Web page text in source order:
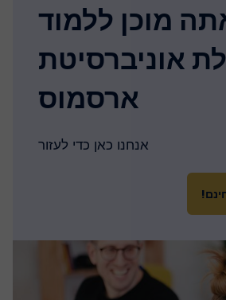
מוכן ללמוד
אוניברסיטת
ארסמוס
אנחנו כאן כדי לעזור